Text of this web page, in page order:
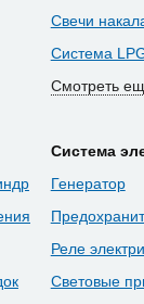
Свечи
Система
Смотреть
Система
Генератор
Реле
Световые